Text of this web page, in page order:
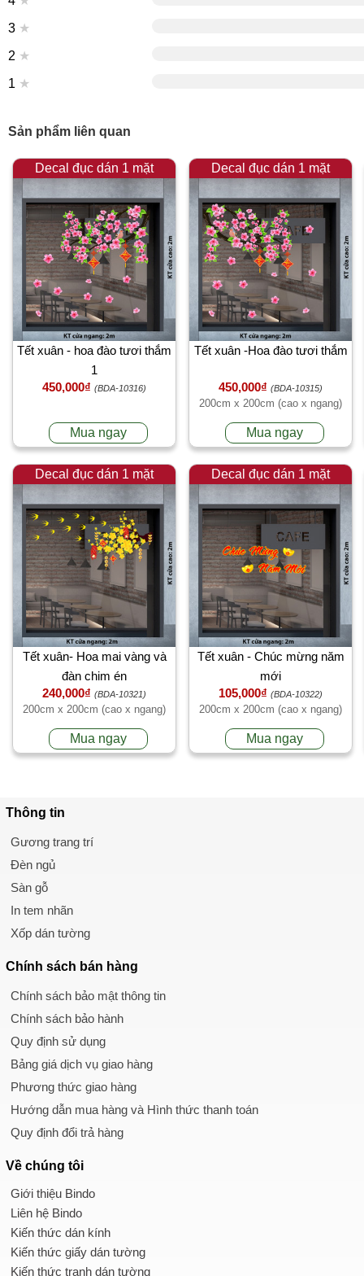
3 ★
2 ★
1 ★
Sản phẩm liên quan
Decal đục dán 1 mặt
Tết xuân - hoa đào tươi thắm
1
450,000₫ (BDA-10316)
Mua ngay
Decal đục dán 1 mặt
Tết xuân -Hoa đào tươi thắm
450,000₫ (BDA-10315)
200cm x 200cm (cao x ngang)
Mua ngay
Decal đục dán 1 mặt
Tết xuân- Hoa mai vàng và
đàn chim én
240,000₫ (BDA-10321)
200cm x 200cm (cao x ngang)
Mua ngay
Decal đục dán 1 mặt
Tết xuân - Chúc mừng năm
mới
105,000₫ (BDA-10322)
200cm x 200cm (cao x ngang)
Mua ngay
Thông tin
Gương trang trí
Đèn ngủ
Sàn gỗ
In tem nhãn
Xốp dán tường
Chính sách bán hàng
Chính sách bảo mật thông tin
Chính sách bảo hành
Quy định sử dụng
Bảng giá dịch vụ giao hàng
Phương thức giao hàng
Hướng dẫn mua hàng và Hình thức thanh toán
Quy định đổi trả hàng
Về chúng tôi
Giới thiệu Bindo
Liên hệ Bindo
Kiến thức dán kính
Kiến thức giấy dán tường
Kiến thức tranh dán tường